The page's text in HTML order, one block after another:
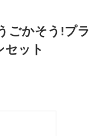
ごかそう!プラ
セット